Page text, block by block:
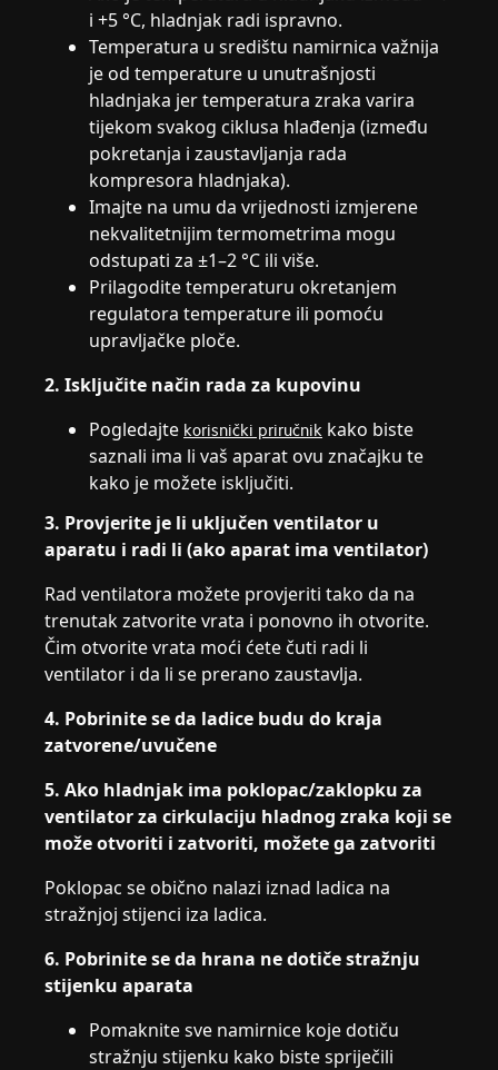
i +5 °C, hladnjak radi ispravno.
Temperatura u središtu namirnica važnija
je od temperature u unutrašnjosti
hladnjaka jer temperatura zraka varira
tijekom svakog ciklusa hlađenja (između
pokretanja i zaustavljanja rada
kompresora hladnjaka).
Imajte na umu da vrijednosti izmjerene
nekvalitetnijim termometrima mogu
odstupati za ±1–2 °C ili više.
Prilagodite temperaturu okretanjem
regulatora temperature ili pomoću
upravljačke ploče.
2. Isključite način rada za kupovinu
Pogledajte korisnički priručnik kako biste
saznali ima li vaš aparat ovu značajku te
kako je možete isključiti.
3. Provjerite je li uključen ventilator u
aparatu i radi li (ako aparat ima ventilator)
Rad ventilatora možete provjeriti tako da na
trenutak zatvorite vrata i ponovno ih otvorite.
Čim otvorite vrata moći ćete čuti radi li
ventilator i da li se prerano zaustavlja.
4. Pobrinite se da ladice budu do kraja
zatvorene/uvučene
5. Ako hladnjak ima poklopac/zaklopku za
ventilator za cirkulaciju hladnog zraka koji se
može otvoriti i zatvoriti, možete ga zatvoriti
Poklopac se obično nalazi iznad ladica na
stražnjoj stijenci iza ladica.
6. Pobrinite se da hrana ne dotiče stražnju
stijenku aparata
Pomaknite sve namirnice koje dotiču
stražnju stijenku kako biste spriječili